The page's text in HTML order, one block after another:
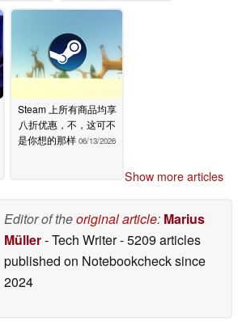
Steam 上所有商品均享
八折优惠，不，这可不
是你想的那样 06/13/2026
Show more articles
Editor of theoriginal article: Marius
Müller- Tech Writer- 5209 articles
published on Notebookchecksince
2024